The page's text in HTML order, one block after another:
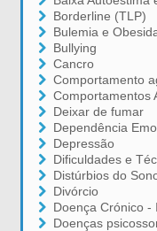
Borderline (TLP)
Bulemia e
Bullying
Cancro
Comportamento
Comportamentos
Deixar de fumar
Dependência
Depressão
Dificuldades e
Distúrbios do
Divórcio
Doença Crónico -
Doenças